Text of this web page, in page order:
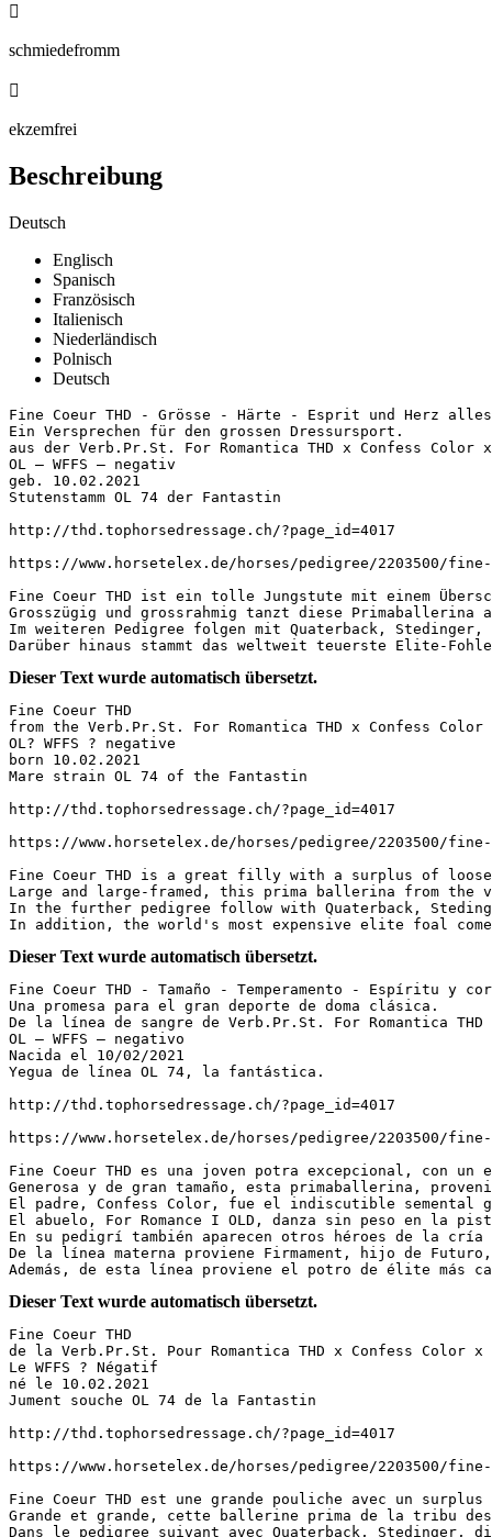

schmiedefromm

ekzemfrei
Beschreibung
Deutsch
Englisch
Spanisch
Französisch
Italienisch
Niederländisch
Polnisch
Deutsch
Fine Coeur THD - Grösse - Härte - Esprit und Herz
Ein Versprechen für den grossen Dressursport.
aus der Verb.Pr.St. For Romantica THD x Confess Color
OL – WFFS – negativ
geb. 10.02.2021
Stutenstamm OL 74 der Fantastin
http://thd.tophorsedressage.ch/?page_id=4017
https://www.horsetelex.de/horses/pedigree/2203500/
Fine Coeur THD ist ein tolle Jungstute mit einem
Grosszügig und grossrahmig tanzt diese Primaballerina
Im weiteren Pedigree folgen mit Quaterback,
Darüber hinaus stammt das weltweit teuerste Elite-
Dieser Text wurde automatisch übersetzt.
Fine Coeur THD
from the Verb.Pr.St. For Romantica THD x Confess Color
OL? WFFS ? negative
born 10.02.2021
Mare strain OL 74 of the Fantastin
http://thd.tophorsedressage.ch/?page_id=4017
https://www.horsetelex.de/horses/pedigree/2203500/
Fine Coeur THD is a great filly with a surplus of
Large and large-framed, this prima ballerina from the
In the further pedigree follow with Quaterback,
In addition, the world's most expensive elite foal
Dieser Text wurde automatisch übersetzt.
Fine Coeur THD - Tamaño - Temperamento - Espíritu y
Una promesa para el gran deporte de doma clásica.
De la línea de sangre de Verb.Pr.St. For Romantica
OL – WFFS – negativo
Nacida el 10/02/2021
Yegua de línea OL 74, la fantástica.
http://thd.tophorsedressage.ch/?page_id=4017
https://www.horsetelex.de/horses/pedigree/2203500/
Fine Coeur THD es una joven potra excepcional, con
Generosa y de gran tamaño, esta primaballerina,
El padre, Confess Color, fue el indiscutible semental
El abuelo, For Romance I OLD, danza sin peso en la
En su pedigrí también aparecen otros héroes de la
De la línea materna proviene Firmament, hijo de
Además, de esta línea proviene el potro de élite más
Dieser Text wurde automatisch übersetzt.
Fine Coeur THD
de la Verb.Pr.St. Pour Romantica THD x Confess Color x
Le WFFS ? Négatif
né le 10.02.2021
Jument souche OL 74 de la Fantastin
http://thd.tophorsedressage.ch/?page_id=4017
https://www.horsetelex.de/horses/pedigree/2203500/
Fine Coeur THD est une grande pouliche avec un
Grande et grande, cette ballerine prima de la tribu des
Dans le pedigree suivant avec Quaterback,